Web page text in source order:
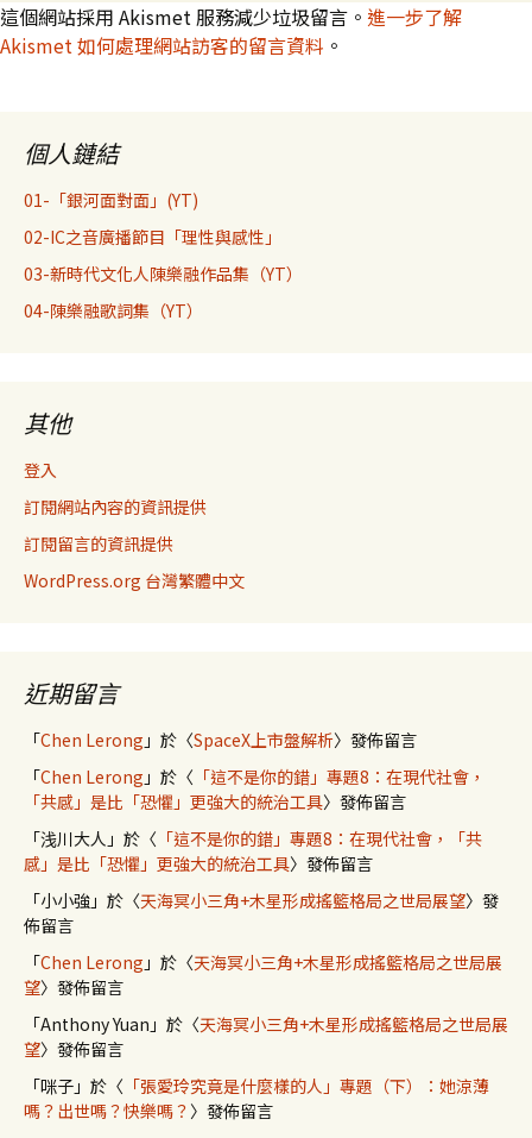
這個網站採用 Akismet 服務減少垃圾留言。 進一步了解
Akismet 如何處理網站訪客的留言資料 。
個人鏈結
01-「銀河面對面」(YT)
02-IC之音廣播節目「理性與感性」
03-新時代文化人陳樂融作品集（YT）
04-陳樂融歌詞集（YT）
其他
登入
訂閱網站內容的資訊提供
訂閱留言的資訊提供
WordPress.org 台灣繁體中文
近期留言
「Chen Lerong 」於〈SpaceX上市盤解析〉發佈留言
「Chen Lerong 」於〈 「這不是你的錯」專題8：在現代社會，
「共感」是比「恐懼」更強大的統治工具〉發佈留言
「浅川大人 」於〈 「這不是你的錯」專題8：在現代社會，「共
感」是比「恐懼」更強大的統治工具〉發佈留言
「小小強 」於〈天海冥小三角+木星形成搖籃格局之世局展望〉發
佈留言
「Chen Lerong 」於〈天海冥小三角+木星形成搖籃格局之世局展
望〉發佈留言
「Anthony Yuan 」於〈天海冥小三角+木星形成搖籃格局之世局展
望〉發佈留言
「咪子 」於〈 「張愛玲究竟是什麼樣的人」專題（下）：她涼薄
嗎？出世嗎？快樂嗎？ 〉發佈留言